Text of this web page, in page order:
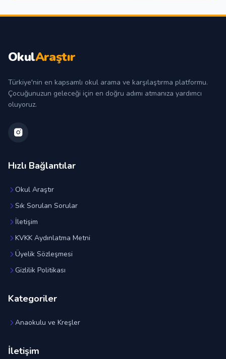
OkulAraştır
Türkiye'nin en kapsamlı okul arama ve karşılaştırma platformu.
Çocuğunuzun geleceği için en doğru adımı atmanıza yardımcı
oluyoruz.
Hızlı Bağlantılar
Okul Araştır
Sık Sorulan Sorular
İletişim
KVKK Aydınlatma Metni
Üyelik Sözleşmesi
Gizlilik Politikası
Kategoriler
Anaokulu ve Kreşler
İletişim